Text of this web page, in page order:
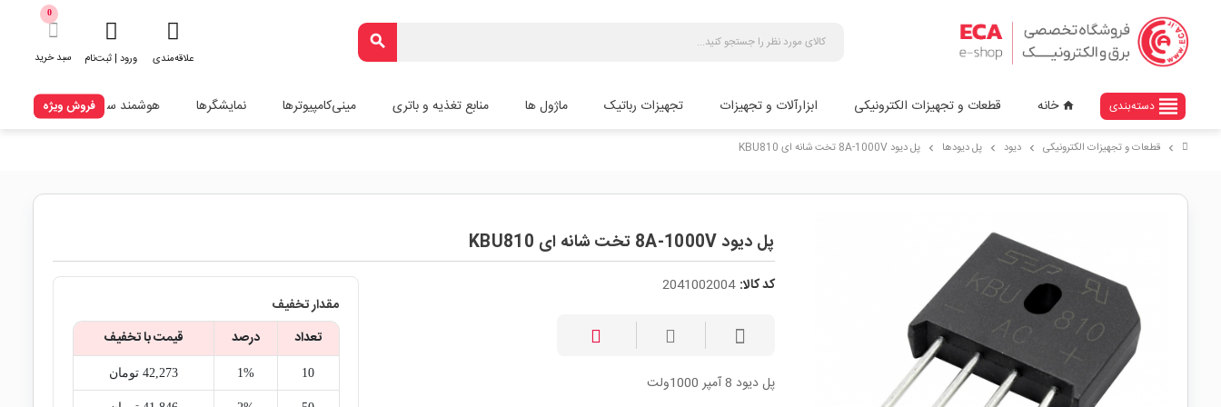
search
علاقه‌مندی ورود | ثبت‌نام
0
سبد خرید
view_headline دسته‌بندی home خانه قطعات و تجهیزات الکترونیکی ابزارآلات و تجهیزات تجهیزات رباتیک ماژول ها منابع تغذیه و باتری مینی‌کامپیوترها نمایشگرها هوشمند سازیفروش ویژه
chevron_right قطعات و تجهیزات الکترونیکی chevron_right دیود chevron_right پل دیودها chevron_right پل دیود 8A-1000V تخت شانه ای KBU810
پل دیود 8A-1000V تخت شانه ای KBU810
کد کالا: 2041002004
پل دیود 8 آمپر 1000ولت
مقدار تخفیف
تعداد
درصد قیمت با تخفیف
10
1% 42,273‎ تومان